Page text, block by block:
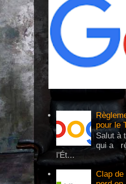
pour le
Salut à
qui a
l'Ét...
Clap